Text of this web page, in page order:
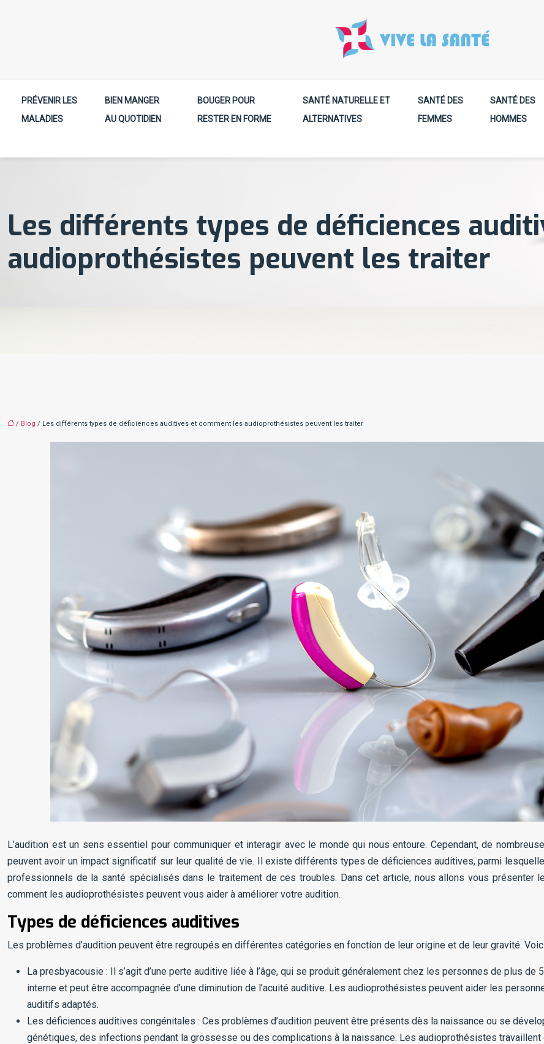
PRÉVENIR LES
MALADIES
BIEN MANGER
AU QUOTIDIEN
BOUGER POUR
RESTER EN FORME
SANTÉ NATURELLE ET
ALTERNATIVES
SANTÉ DES
FEMMES
SANTÉ DES
HOMMES
Les différents types de déficiences
audioprothésistes peuvent les traiter
/ Blog / Les différents types de déficiences auditives et comment les audioprothésistes peuvent les traiter
L’audition est un sens essentiel pour communiquer et interagir avec le monde qui nous entoure. Cependant, de
peuvent avoir un impact significatif sur leur qualité de vie. Il existe différents types de déficiences auditives, parmi
professionnels de la santé spécialisés dans le traitement de ces troubles. Dans cet article, nous allons vous
comment les audioprothésistes peuvent vous aider à améliorer votre audition.
Types de déficiences auditives
Les problèmes d’audition peuvent être regroupés en différentes catégories en fonction de leur origine et de leur gravité.
La presbyacousie : Il s’agit d’une perte auditive liée à l’âge, qui se produit généralement chez les personnes de plus de
interne et peut être accompagnée d’une diminution de l’acuité auditive. Les audioprothésistes peuvent aider les
auditifs adaptés.
Les déficiences auditives congénitales : Ces problèmes d’audition peuvent être présents dès la naissance ou se
génétiques, des infections pendant la grossesse ou des complications à la naissance. Les audioprothésistes